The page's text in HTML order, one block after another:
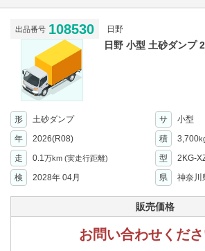
出品番号 108530 日野
日野 小型 土砂ダンプ
形 土砂ダンプ サ
小型
年
2026(R08) 積 3,700
走 0.1万km (実走行距離) 型
2KG-
検
2028年 04月 県 神奈川
販売価格
お問い合わせくださ